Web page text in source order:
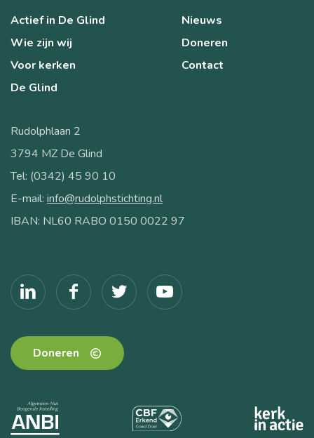
Actief in De Glind
Wie zijn wij
Voor kerken
De Glind
Nieuws
Doneren
Contact
Rudolphlaan 2
3794 MZ De Glind
Tel: (0342) 45 90 10
E-mail: info@rudolphstichting.nl
IBAN: NL60 RABO 0150 0022 97
Doneren